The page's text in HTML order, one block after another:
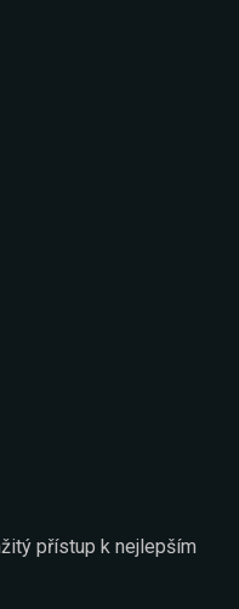
přístup k nejlepším